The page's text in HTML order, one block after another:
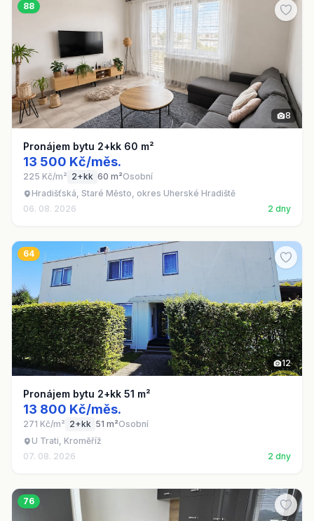
88
8
Pronájem bytu 2+kk 60 m²
13 500 Kč/měs.
225 Kč/m² 2+kk 60 m²Osobní
Hradišťská, Staré Město, okres Uherské Hradiště
06. 08. 2026
2 dny
64
12
Pronájem bytu 2+kk 51 m²
13 800 Kč/měs.
271 Kč/m² 2+kk 51 m²Osobní
U Trati, Kroměříž
07. 08. 2026
2 dny
76